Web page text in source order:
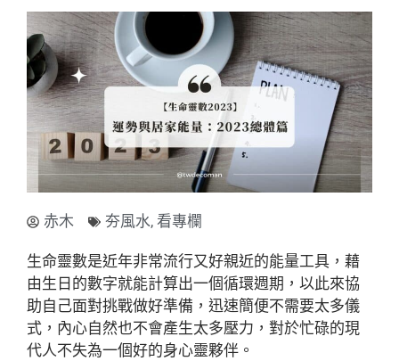
赤木 夯風水, 看專欄
生命靈數是近年非常流行又好親近的能量工具，藉
由生日的數字就能計算出一個循環週期，以此來協
助自己面對挑戰做好準備，迅速簡便不需要太多儀
式，內心自然也不會產生太多壓力，對於忙碌的現
代人不失為一個好的身心靈夥伴。